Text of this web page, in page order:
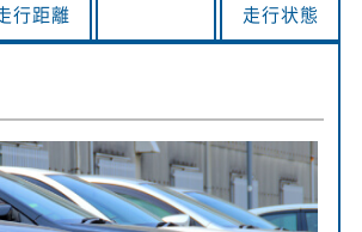
行距離
走行状態